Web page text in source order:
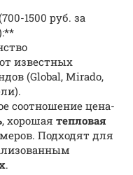
1500 руб. за
известных
(Global, Mirado,
соотношение цена-
, хорошая тепловая
Подходят для
.